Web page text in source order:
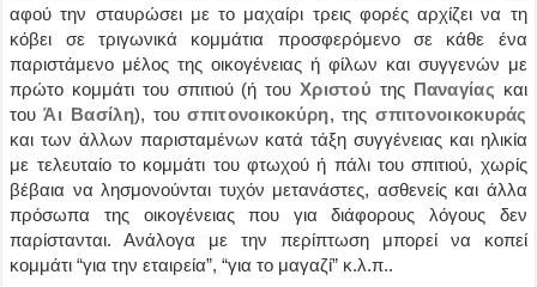
αφού την σταυρώσει με το μαχαίρι τρεις φορές αρχίζει να τη
κόβει σε τριγωνικά κομμάτια προσφερόμενο σε κάθε ένα
παριστάμενο μέλος της οικογένειας ή φίλων και συγγενών με
πρώτο κομμάτι του σπιτιού (ή του Χριστού της Παναγίας και
του Άι Βασίλη), τουσπιτονοικοκύρη, τηςσπιτονοικοκυράς
και των άλλων παρισταμένων κατά τάξη συγγένειας και ηλικία
με τελευταίο το κομμάτι του φτωχού ή πάλι του σπιτιού, χωρίς
βέβαια να λησμονούνται τυχόν μετανάστες, ασθενείς και άλλα
πρόσωπα της οικογένειας που για διάφορους λόγους δεν
παρίστανται. Ανάλογα με την περίπτωση μπορεί να κοπεί
κομμάτι “για την εταιρεία”, “για το μαγαζί” κ.λ.π..